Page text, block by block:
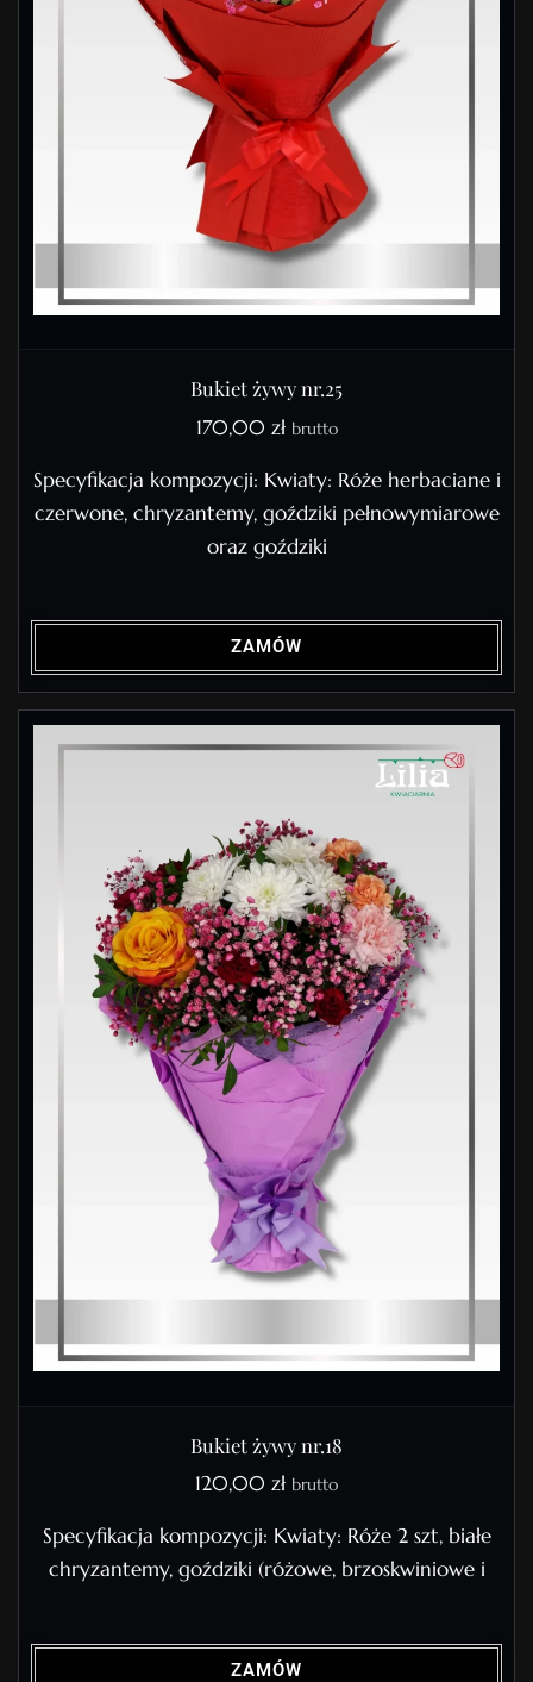
Bukiet żywy nr.25
170,00 zł brutto
Specyfikacja kompozycji: Kwiaty: Róże herbaciane i
czerwone, chryzantemy, goździki pełnowymiarowe
oraz goździki
ZAMÓW
Bukiet żywy nr.18
120,00 zł brutto
Specyfikacja kompozycji: Kwiaty: Róże 2 szt, białe
chryzantemy, goździki (różowe, brzoskwiniowe i
ZAMÓW